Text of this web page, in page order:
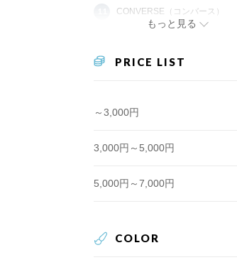
CONVERSE（コンバース）
もっと見る
PRICE LIST
～3,000円
3,000円～5,000円
5,000円～7,000円
COLOR